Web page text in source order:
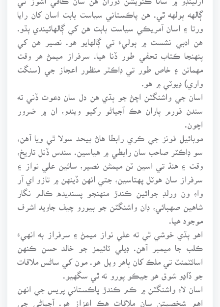
ڳالهه ٻولهه ٿي. هن پاڪستاني سياست بابت اسان کان رايا
ورتا ۽ اسان آمريڪي سياست بابت هن کي ڳالهائيندي ٻڌو.
هن ادبي نشست ۾ ٻوليءَ تي ڳالهايو هو. نصير هن کي
پنهنجا ڪتاب تحفي طور ڏنا هيا. سرفراز ميمڻ هر وقت
مهمانن ۽ خاص طور تي ڊاڪٽر منظور اعجاز جي (سنگت
واري) ڊيوٽي ۾ هو.
اسان جي واشنگٽن اچڻ جو ٻڌي هن دل سان دعوت ڏني ته
سندن فورم پاران هڪ آجياڻو رکيو ويندو، ان ۾ ضرور
اچون.
موبائيل فونز جي ڪري رابطا هاڻ بيحد سولا ٿي ويا آهن،
سو ڊاڪٽر صاحب سان رابطي ۾ هياسين. سندس ڏنل تاريخ،
وقت ۽ هنڌ تي اسين ٽن ميمڻن نصير، سائين علي نواز ۽
سرفراز سان هوٽل پهتاسين، جتي انهن ڏينهن ۾ تازو اي آر
واءِ ون ورلڊ جوائين ڪندڙ منهنجو پسنديده ڪالم نگار
شاهين صهبائي، ڊان واشنگٽن جو بيورو چيف جاويد اشرف
موجود هيا.
اهو ٻڌي خوشي ٿي ته علي نواز ميمڻ ۽ سرفراز به انهيءَ
ڪلب جا ميمبر آهن. ڊيلي ٽائيمز جو خالد حسن ڪنهن
اسائٽمنٽ تي ملڪ کان ٻاهر ويل هو. مون کي ساڻس ملاقات
جو ڏاڍو شوق هو جيڪو پورو نه ٿي سگهيو.
اسان لاءِ واشنگٽن ۾ ڪم ڪندڙ پاڪستاني پريس جي انهن
اهم شخصيتن سان ملاقات هڪ اعزاز هو. آجياڻي جي